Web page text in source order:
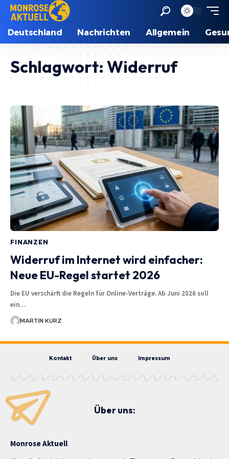
Deutschland Nachrichten Allgemein
Schlagwort:Widerruf
FINANZEN
Widerruf im Internet wird einfacher:
Neue EU-Regel startet 2026
Die EU verschärft die Regeln für Online-Verträge. Ab Juni 2026 soll
ein…
MARTIN KURZ
Kontakt Über uns Impressum
Über uns:
Monrose Aktuell